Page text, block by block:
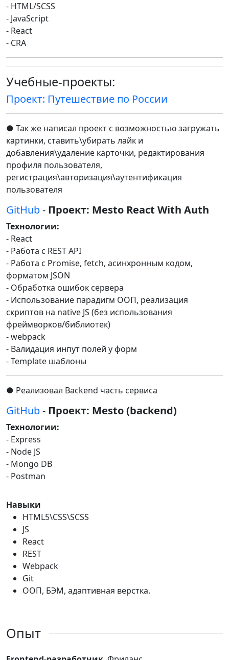
- HTML/SCSS
- JavaScript
- React
- CRA
Учебные-проекты:
Проект: Путешествие по России
● Так же написал проект с возможностью загружать
картинки, ставить\убирать лайк и
добавления\удаление карточки, редактирования
профиля пользователя,
регистрация\авторизация\аутентификация
пользователя
GitHub- Проект: Mesto React With Auth
Технологии:
- React
- Работа с REST API
- Работа с Promise, fetch, асинхронным кодом,
форматом JSON
- Обработка ошибок сервера
- Использование парадигм ООП, реализация
скриптов на native JS (без использования
фреймворков/библиотек)
- webpack
- Валидация инпут полей у форм
- Template шаблоны
● Реализовал Backend часть сервиса
GitHub- Проект: Mesto (backend)
Технологии:
- Express
- Node JS
- Mongo DB
- Postman
Навыки
HTML5\CSS\SCSS
JS
React
REST
Webpack
Git
ООП, БЭМ, адаптивная верстка.
Опыт